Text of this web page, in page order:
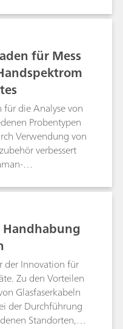
für Mess
die Analyse von
Probentypen
Verwendung von
verbessert
zu erschweren.
der Innovation für
Zu den Vorteilen
Glasfaserkabeln
der Durchführung
Standorten,